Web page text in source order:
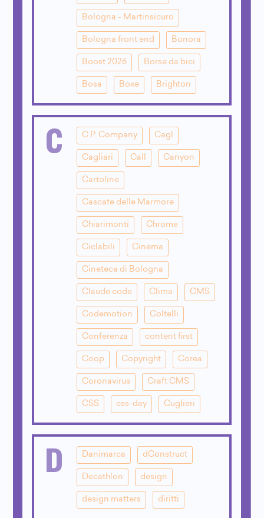
Bologna - Martinsicuro
Bologna front end Bonora
Boost 2026 Borse da bici
Bosa Boxe Brighton
C C.P. Company Cagl
Cagliari Call Canyon
Cartoline
Cascate delle Marmore
Chiarimonti Chrome
Ciclabili Cinema
Cineteca di Bologna
Claude code Clima CMS
Codemotion Coltelli
Conferenza content first
Coop Copyright Corea
Coronavirus Craft CMS
CSS css-day Cuglieri
D Danimarca dConstruct
Decathlon design
design matters diritti